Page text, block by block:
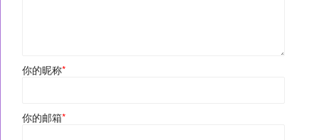
你的昵称*
你的邮箱*